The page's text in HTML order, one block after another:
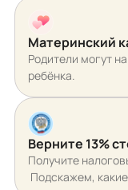
Материнский
Родители могут
ребёнка.
Верните 13%
Получите
Подскажем,